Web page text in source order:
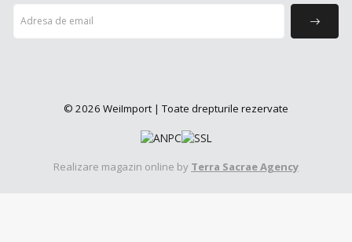
© 2026 WeiImport | Toate drepturile rezervate
Realizare magazin online by Terra Sacrae Agency